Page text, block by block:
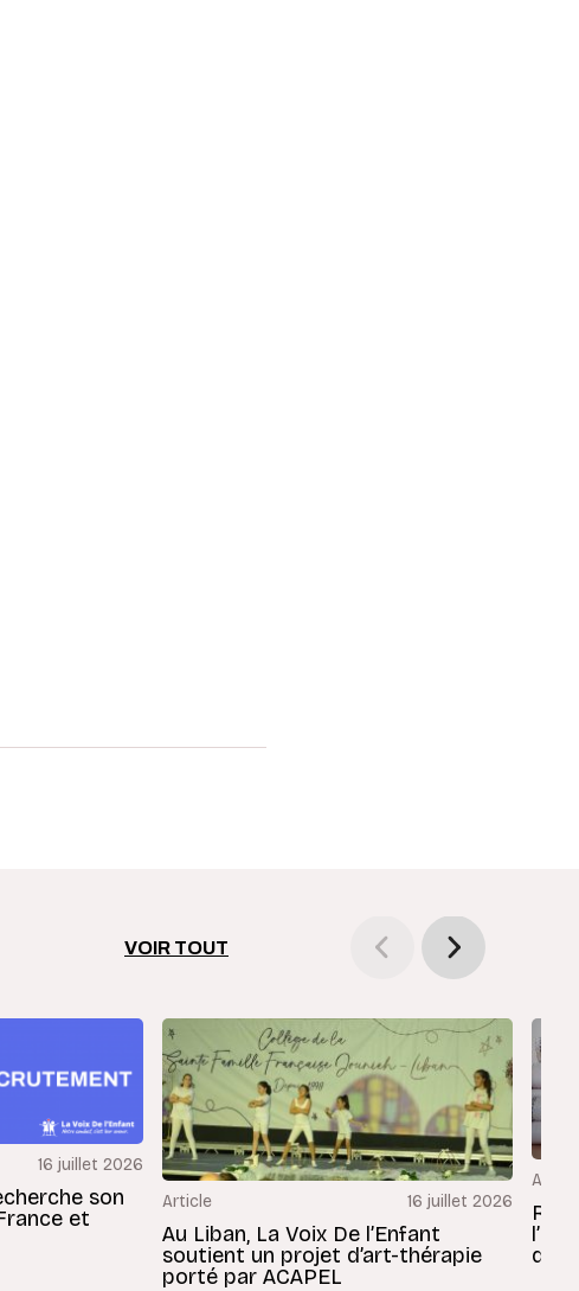
VOIR TOUT
16 juillet 2026
son
et
Article 16 juillet 2026
Au Liban, La Voix De l’Enfant
soutient un projet d’art-thérapie
porté par ACAPEL